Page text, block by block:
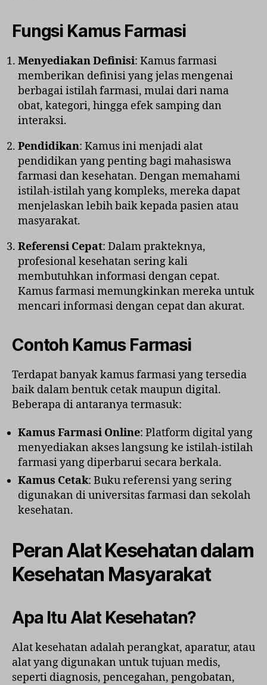
Fungsi Kamus Farmasi
Menyediakan Definisi: Kamus farmasi
memberikan definisi yang jelas mengenai
berbagai istilah farmasi, mulai dari nama
obat, kategori, hingga efek samping dan
interaksi.
Pendidikan: Kamus ini menjadi alat
pendidikan yang penting bagi mahasiswa
farmasi dan kesehatan. Dengan memahami
istilah-istilah yang kompleks, mereka dapat
menjelaskan lebih baik kepada pasien atau
masyarakat.
Referensi Cepat: Dalam prakteknya,
profesional kesehatan sering kali
membutuhkan informasi dengan cepat.
Kamus farmasi memungkinkan mereka untuk
mencari informasi dengan cepat dan akurat.
Contoh Kamus Farmasi
Terdapat banyak kamus farmasi yang tersedia
baik dalam bentuk cetak maupun digital.
Beberapa di antaranya termasuk:
Kamus Farmasi Online: Platform digital yang
menyediakan akses langsung ke istilah-istilah
farmasi yang diperbarui secara berkala.
Kamus Cetak: Buku referensi yang sering
digunakan di universitas farmasi dan sekolah
kesehatan.
Peran Alat Kesehatan dalam
Kesehatan Masyarakat
Apa Itu Alat Kesehatan?
Alat kesehatan adalah perangkat, aparatur, atau
alat yang digunakan untuk tujuan medis,
seperti diagnosis, pencegahan, pengobatan,